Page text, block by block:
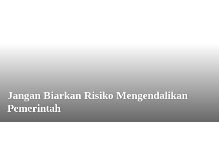
Jangan Biarkan Risiko Mengendalikan
Pemerintah